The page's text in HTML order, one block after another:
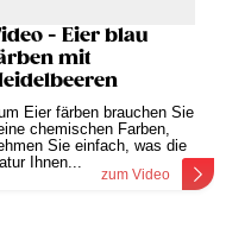
- Eier blau
mit
Eier färben brauchen Sie
chemischen Farben,
Sie einfach, was die
Ihnen...
zum Video